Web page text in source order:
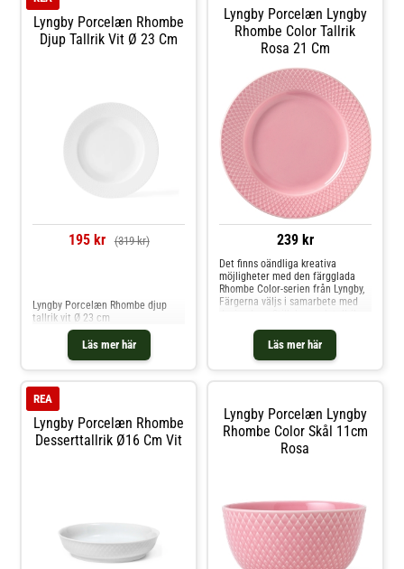
Lyngby Porcelæn Rhombe
Djup Tallrik Vit Ø 23 Cm
195 kr (319 kr)
Läs mer här
Lyngby Porcelæn Rhombe djup
tallrik vit Ø 23 cm
Lyngby Porcelæn Lyngby
Rhombe Color Tallrik
Rosa 21 Cm
239 kr
Läs mer här
Det finns oändliga kreativa
möjligheter med den färgglada
Rhombe Color-serien från Lyngby,
Färgerna väljs i samarbete med
mönstret som har sitt ursprung i
Lyngby Porslins arkiv från år 1961.
Tallriken i rosa färg blir en
Lyngby Porcelæn Rhombe
Desserttallrik Ø16 Cm Vit
REA
Lyngby Porcelæn Lyngby
Rhombe Color Skål 11cm
Rosa